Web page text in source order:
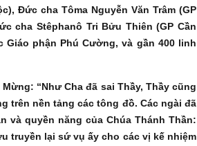
Đức cha Tôma Nguyễn Văn Trâm (GP
cha Stêphanô Tri Bửu Thiên (GP Cần
phận Phú Cường, và gần 400 linh
“Như Cha đã sai Thầy, Thầy cũng
trên nền tảng các tông đồ. Các ngài đã
quyền năng của Chúa Thánh Thần:
truyền lại sứ vụ ấy cho các vị kế nhiệm